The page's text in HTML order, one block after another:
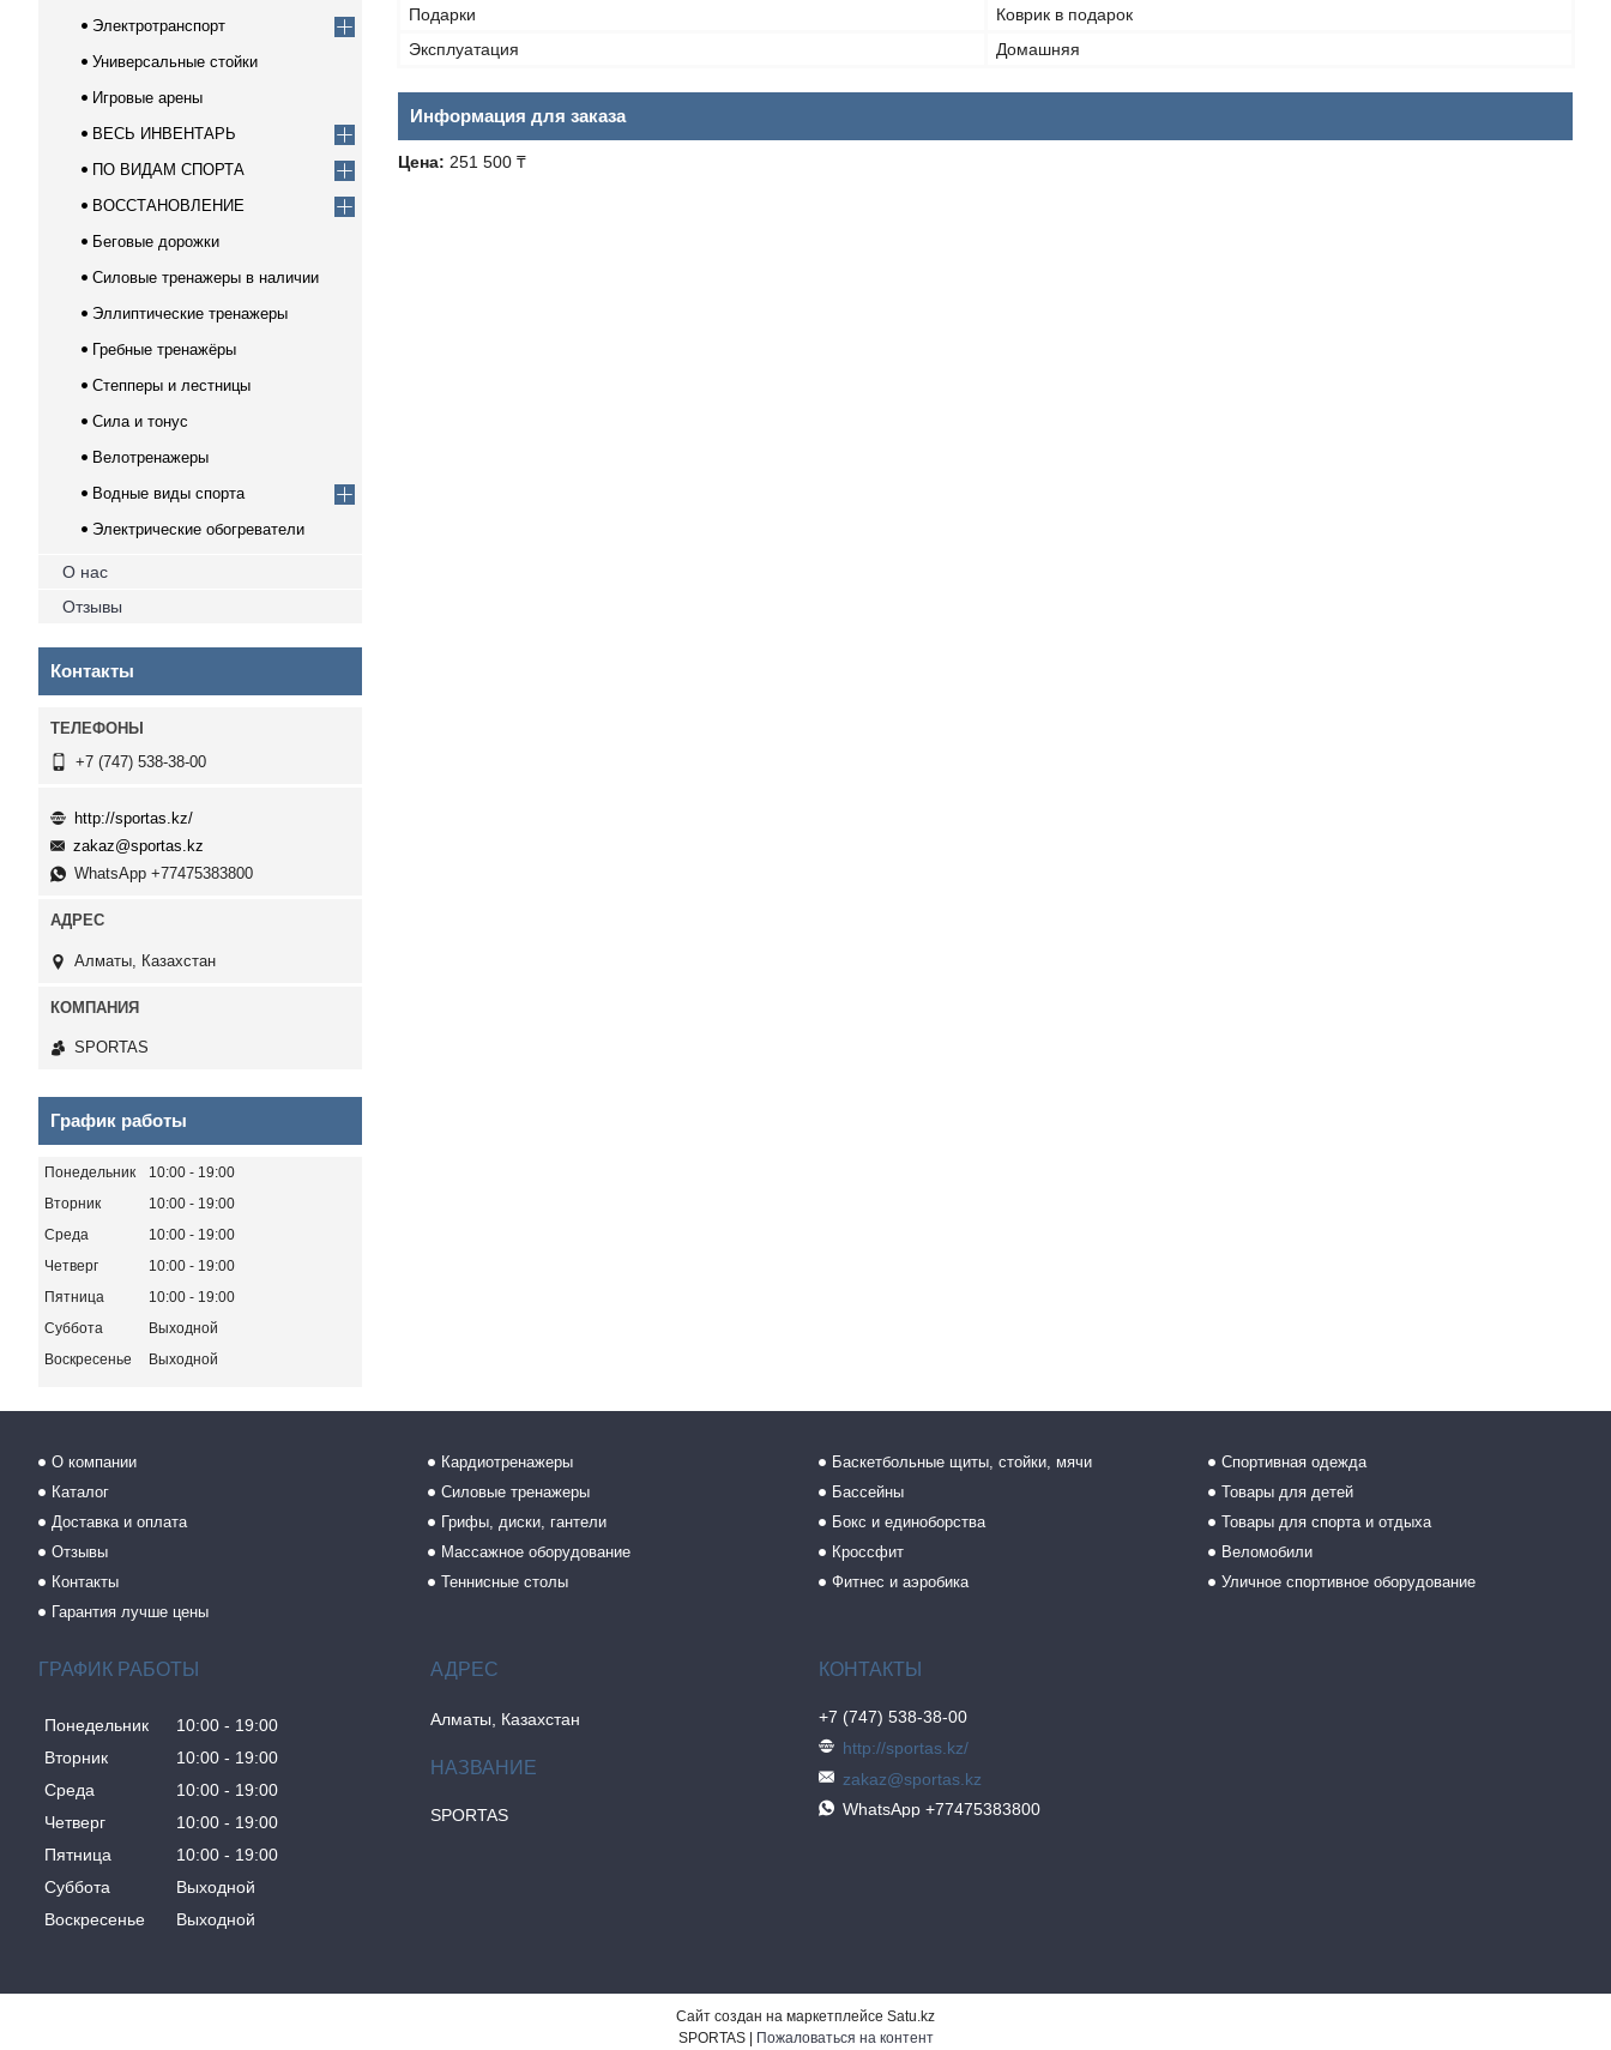
Подарки
Коврик в подарок
Эксплуатация
Домашняя
Информация для заказа
Цена: 251 500 ₸
Электротранспорт
Универсальные стойки
Игровые арены
ВЕСЬ ИНВЕНТАРЬ
ПО ВИДАМ СПОРТА
ВОССТАНОВЛЕНИЕ
Беговые дорожки
Силовые тренажеры в наличии
Эллиптические тренажеры
Гребные тренажёры
Степперы и лестницы
Сила и тонус
Велотренажеры
Водные виды спорта
Электрические обогреватели
О нас
Отзывы
Контакты
+7 (747) 538-38-00
http://sportas.kz/
zakaz@sportas.kz
WhatsApp +77475383800
Алматы, Казахстан
SPORTAS
График работы
Понедельник 10:00
19:00
Вторник
10:00
19:00
Среда
10:00
19:00
Четверг
10:00
19:00
Пятница
10:00
19:00
Суббота
Выходной
Воскресенье
Выходной
О компании
Каталог
Доставка и оплата
Отзывы
Контакты
Гарантия лучше цены
Кардиотренажеры
Силовые тренажеры
Грифы, диски, гантели
Массажное оборудование
Теннисные столы
Баскетбольные щиты, стойки, мячи
Бассейны
Бокс и единоборства
Кроссфит
Фитнес и аэробика
Спортивная одежда
Товары для детей
Товары для спорта и отдыха
Веломобили
Уличное спортивное оборудование
ГРАФИК РАБОТЫ
Понедельник 10:00
19:00
Вторник
10:00
19:00
Среда
10:00
19:00
Четверг
10:00
19:00
Пятница
10:00
19:00
Суббота
Выходной
Воскресенье
Выходной
Алматы, Казахстан
SPORTAS
+7 (747) 538-38-00
http://sportas.kz/
zakaz@sportas.kz
WhatsApp +77475383800
Сайт создан на маркетплейсе Satu.kz
Пожаловаться на контент